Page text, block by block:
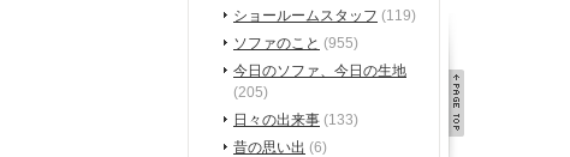
ショールームスタッフ (119)
ソファのこと (955)
今日のソファ、今日の生地
(205)
日々の出来事 (133)
昔の思い出 (6)